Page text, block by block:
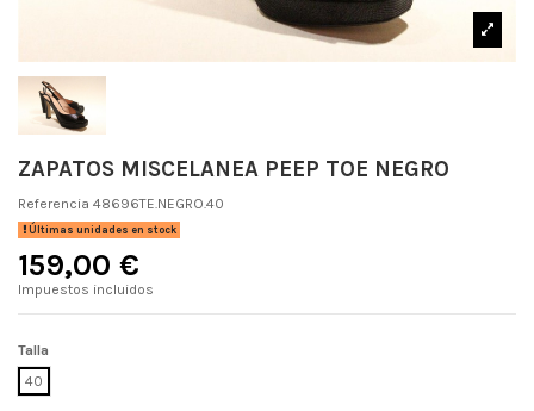
ZAPATOS MISCELANEA PEEP TOE NEGRO
Referencia 48696TE.NEGRO.40
Últimas unidades en stock
159,00 €
Impuestos incluidos
Talla
40